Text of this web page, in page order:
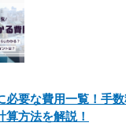
必要な費用一覧！手
算方法を解説！